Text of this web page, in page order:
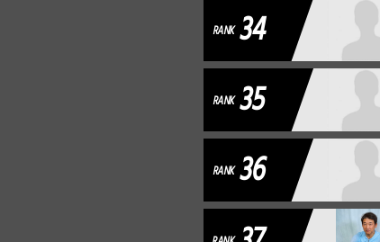
RANK 34
RANK 35
RANK 36